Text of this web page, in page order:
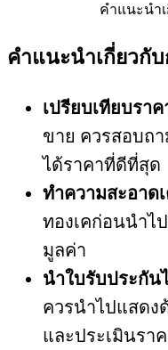
คำแนะนำ
คำแนะนำเกี่ยวกั
เปรียบเทียบรา
ขาย ควรสอบถ
ได้ราคาที่ดีที่สุด
ทำความสะอาด
ทองเคก่อนนำไ
มูลค่า
นำใบรับประกัน
ควรนำไปแสดง
และประเมินรา